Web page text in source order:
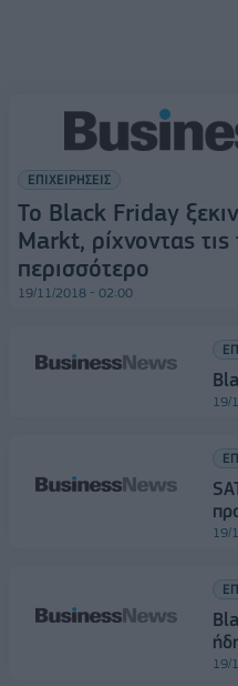
ΕΠΙΧΕΙΡΗΣΕΙΣ
To Black Friday
Markt, ρίχνοντας
περισσότερο
19/11/2018 - 02:00
19/
19/
19/